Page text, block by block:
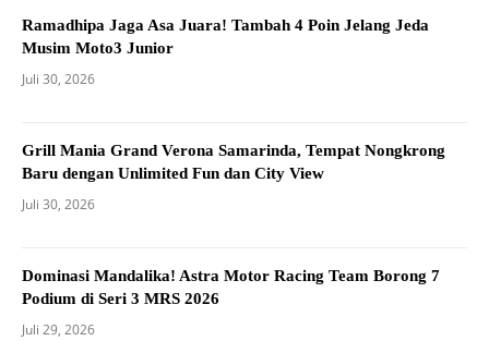
Ramadhipa Jaga Asa Juara! Tambah 4 Poin Jelang Jeda
Musim Moto3 Junior
Juli 30, 2026
Grill Mania Grand Verona Samarinda, Tempat Nongkrong
Baru dengan Unlimited Fun dan City View
Juli 30, 2026
Dominasi Mandalika! Astra Motor Racing Team Borong 7
Podium di Seri 3 MRS 2026
Juli 29, 2026